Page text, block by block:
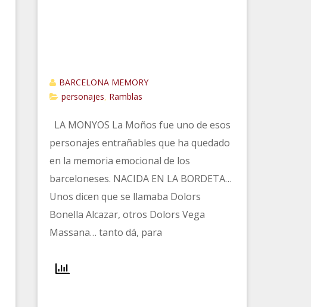
BARCELONA MEMORY
personajes Ramblas
LA MONYOS La Moños fue uno de esos
personajes entrañables que ha quedado
en la memoria emocional de los
barceloneses. NACIDA EN LA BORDETA…
Unos dicen que se llamaba Dolors
Bonella Alcazar, otros Dolors Vega
Massana… tanto dá, para